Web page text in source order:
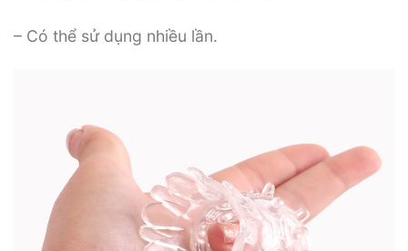
– Có thể sử dụng nhiều lần.